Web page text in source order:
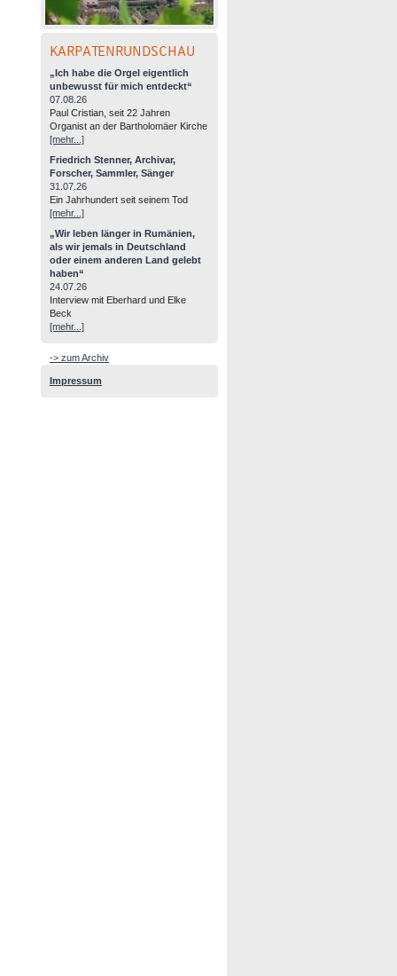
KARPATENRUNDSCHAU
„Ich habe die Orgel eigentlich
unbewusst für mich entdeckt“
07.08.26
Paul Cristian, seit 22 Jahren
Organist an der Bartholomäer Kirche
[mehr...]
Friedrich Stenner, Archivar,
Forscher, Sammler, Sänger
31.07.26
Ein Jahrhundert seit seinem Tod
[mehr...]
„Wir leben länger in Rumänien,
als wir jemals in Deutschland
oder einem anderen Land gelebt
haben“
24.07.26
Interview mit Eberhard und Elke
Beck
[mehr...]
-> zum Archiv
Impressum